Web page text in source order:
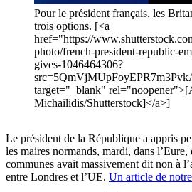
Pour le président français, les
trois options. [<a
href="https://
photo/french-president-republic-
gives-1046464306?
target="_blank"
Michailidis/Shutterstock]</a>]
Le président de la République a appris
les maires normands, mardi, dans
communes avait massivement dit non à
entre Londres et l’UE. Un article de